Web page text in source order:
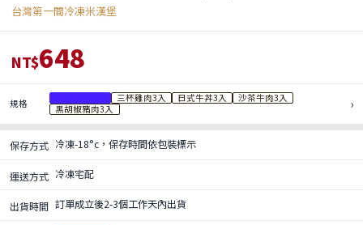
台灣第一間冷凍米漢堡
NT$648
規格 三杯雞肉3入 日式牛丼3入
沙茶牛肉3入
黑胡椒豬肉3入
›
保存方式 冷凍-18°c，保存時間依包裝標示
運送方式 冷凍宅配
出貨時間 訂單成立後2-3個工作天內出貨